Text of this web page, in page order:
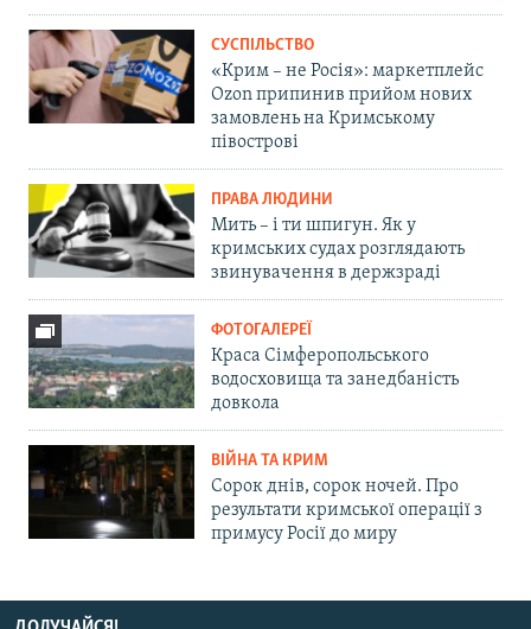
СУСПІЛЬСТВО
«Крим – не Росія»: маркетплейс
Ozon припинив прийом нових
замовлень на Кримському
півострові
ПРАВА ЛЮДИНИ
Мить – і ти шпигун. Як у
кримських судах розглядають
звинувачення в держзраді
ФОТОГАЛЕРЕЇ
Краса Сімферопольського
водосховища та занедбаність
довкола
ВІЙНА ТА КРИМ
Сорок днів, сорок ночей. Про
результати кримської операції з
примусу Росії до миру